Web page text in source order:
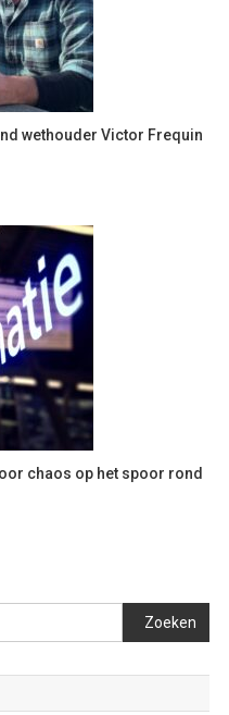
wethouder Victor Frequin
chaos op het spoor rond
Zoeken